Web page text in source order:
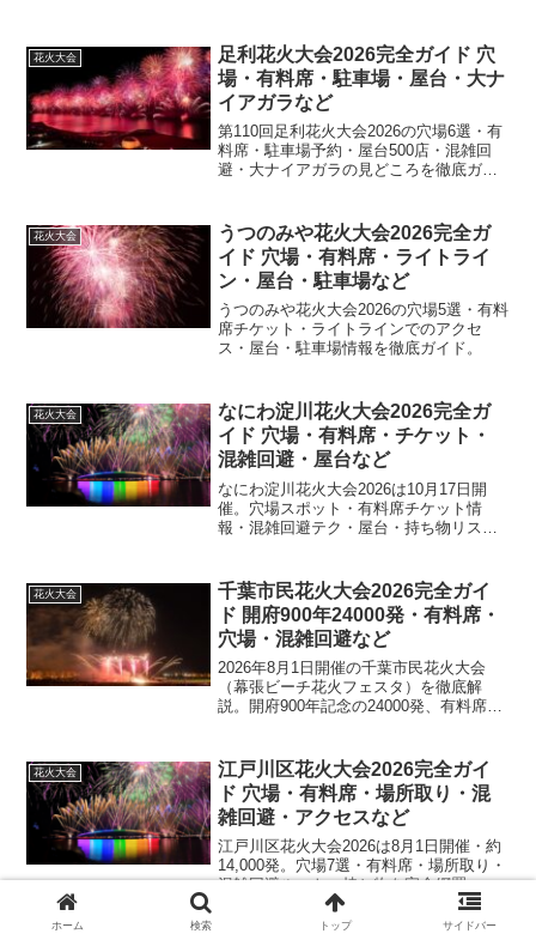
花火大会
足利花火大会2026完全ガイド 穴
場・有料席・駐車場・屋台・大ナ
イアガラなど
第110回足利花火大会2026の穴場6選・有
料席・駐車場予約・屋台500店・混雑回
避・大ナイアガラの見どころを徹底ガイ
花火大会
うつのみや花火大会2026完全ガ
イド 穴場・有料席・ライトライ
ン・屋台・駐車場など
うつのみや花火大会2026の穴場5選・有料
席チケット・ライトラインでのアクセ
ス・屋台・駐車場情報を徹底ガイド。
花火大会
なにわ淀川花火大会2026完全ガ
イド 穴場・有料席・チケット・
混雑回避・屋台など
なにわ淀川花火大会2026は10月17日開
催。穴場スポット・有料席チケット情
報・混雑回避テク・屋台・持ち物リスト
花火大会
千葉市民花火大会2026完全ガイ
ド 開府900年24000発・有料席・
穴場・混雑回避など
2026年8月1日開催の千葉市民花火大会
（幕張ビーチ花火フェスタ）を徹底解
説。開府900年記念の24000発、有料席19
花火大会
江戸川区花火大会2026完全ガイ
ド 穴場・有料席・場所取り・混
雑回避・アクセスなど
江戸川区花火大会2026は8月1日開催・約
14,000発。穴場7選・有料席・場所取り・
混雑回避ルート・持ち物を完全網羅。
ホーム 検索 トップ サイドバー